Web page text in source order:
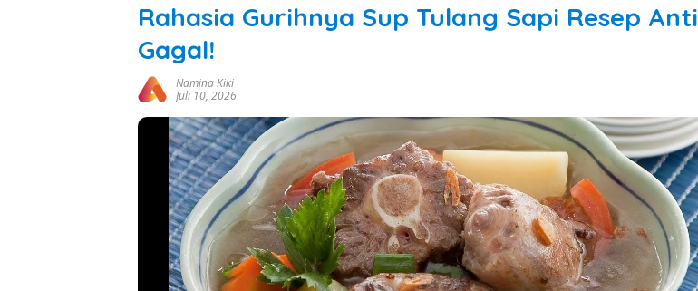
Rahasia Gurihnya Sup Tulang Sapi Resep Anti
Gagal!
Namina Kiki
Juli 10, 2026